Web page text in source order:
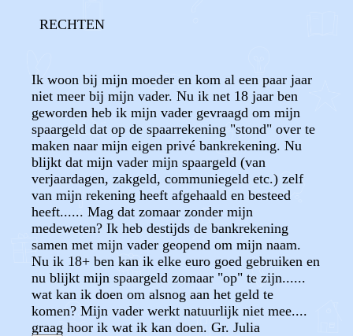
RECHTEN
Ik woon bij mijn moeder en kom al een paar jaar
niet meer bij mijn vader. Nu ik net 18 jaar ben
geworden heb ik mijn vader gevraagd om mijn
spaargeld dat op de spaarrekening "stond" over te
maken naar mijn eigen privé bankrekening. Nu
blijkt dat mijn vader mijn spaargeld (van
verjaardagen, zakgeld, communiegeld etc.) zelf
van mijn rekening heeft afgehaald en besteed
heeft...... Mag dat zomaar zonder mijn
medeweten? Ik heb destijds de bankrekening
samen met mijn vader geopend om mijn naam.
Nu ik 18+ ben kan ik elke euro goed gebruiken en
nu blijkt mijn spaargeld zomaar "op" te zijn......
wat kan ik doen om alsnog aan het geld te
komen? Mijn vader werkt natuurlijk niet mee....
graag hoor ik wat ik kan doen. Gr. Julia